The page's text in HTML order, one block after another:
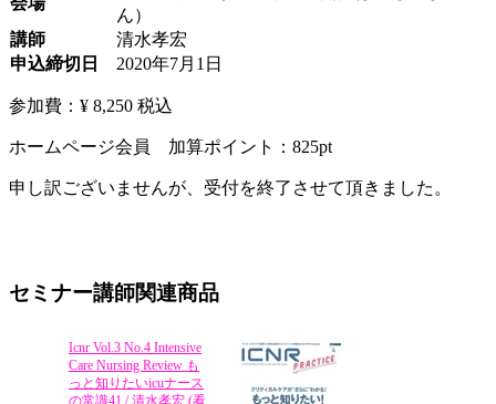
ん）
講師
清水孝宏
申込締切日
2020年7月1日
参加費：¥ 8,250 税込
ホームページ会員 加算ポイント： 825pt
申し訳ございませんが、受付を終了させて頂きました。
セミナー講師関連商品
Icnr Vol.3 No.4 Intensive
Care Nursing Review も
っと知りたいicuナース